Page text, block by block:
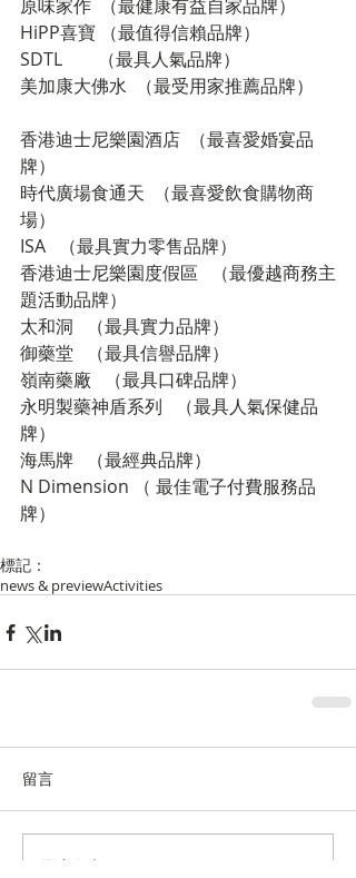
原味家作  （最健康有益自家品牌）
HiPP喜寶 （最值得信賴品牌）
SDTL        （最具人氣品牌）
美加康大佛水  （最受用家推薦品牌）
香港迪士尼樂園酒店  （最喜愛婚宴品
牌）
時代廣場食通天  （最喜愛飲食購物商
場）
ISA   （最具實力零售品牌）
香港迪士尼樂園度假區   （最優越商務主
題活動品牌）
太和洞   （最具實力品牌）
御藥堂   （最具信譽品牌）
嶺南藥廠   （最具口碑品牌）
永明製藥神盾系列   （最具人氣保健品
牌）
海馬牌   （最經典品牌）
N Dimension （ 最佳電子付費服務品
牌）
標記：
news & previewActivities
留言
撰寫留言......